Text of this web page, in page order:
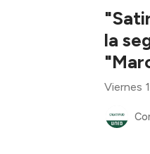
la
Viernes